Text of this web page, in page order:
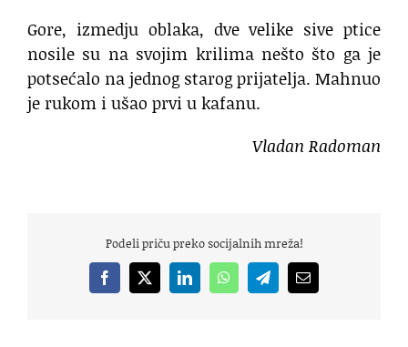
Gore, izmedju oblaka, dve velike sive ptice
nosile su na svojim krilima nešto što ga je
potsećalo na jednog starog prijatelja. Mahnuo
je rukom i ušao prvi u kafanu.
Vladan Radoman
Podeli priču preko socijalnih mreža!
Facebook
X LinkedInWhatsAppTelegramEmail